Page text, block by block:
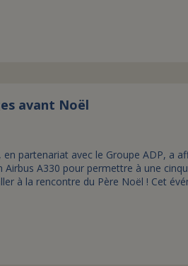
avant Noël
partenariat avec le Groupe ADP, a
A330 pour permettre à une
à la rencontre du Père Noël ! Cet